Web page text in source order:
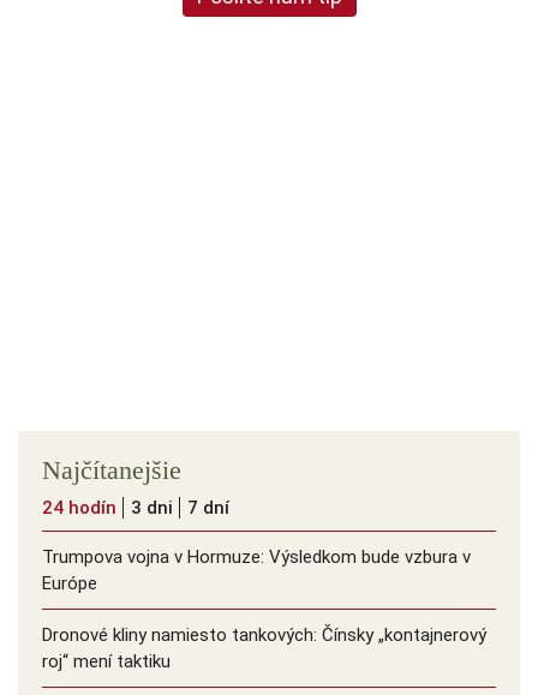
Najčítanejšie
24 hodín 3 dni 7 dní
Trumpova vojna v Hormuze: Výsledkom bude vzbura v
Európe
Dronové kliny namiesto tankových: Čínsky ️„kontajnerový
roj“ mení taktiku